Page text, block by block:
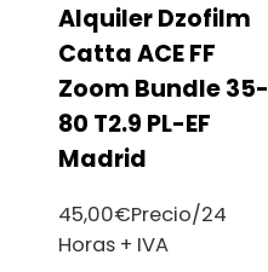
Alquiler Dzofilm
Catta ACE FF
Zoom Bundle 35-
80 T2.9 PL-EF
Madrid
45,00€Precio/24
Horas + IVA